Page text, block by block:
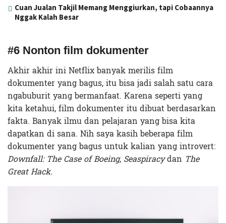
Cuan Jualan Takjil Memang Menggiurkan, tapi Cobaannya
Nggak Kalah Besar
#6 Nonton film dokumenter
Akhir akhir ini Netflix banyak merilis film
dokumenter yang bagus, itu bisa jadi salah satu cara
ngabuburit yang bermanfaat. Karena seperti yang
kita ketahui, film dokumenter itu dibuat berdasarkan
fakta. Banyak ilmu dan pelajaran yang bisa kita
dapatkan di sana. Nih saya kasih beberapa film
dokumenter yang bagus untuk kalian yang introvert:
Downfall: The Case of Boeing, Seaspiracydan The
Great Hack.